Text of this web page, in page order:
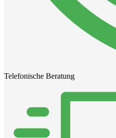
Telefonische Beratung